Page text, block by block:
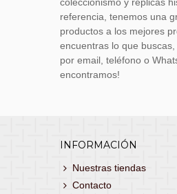
coleccionismo y réplicas
referencia, tenemos una
productos a los mejores
encuentras lo que
por email, teléfono o
encontramos!
INFORMACIÓN
Nuestras tiendas
Contacto